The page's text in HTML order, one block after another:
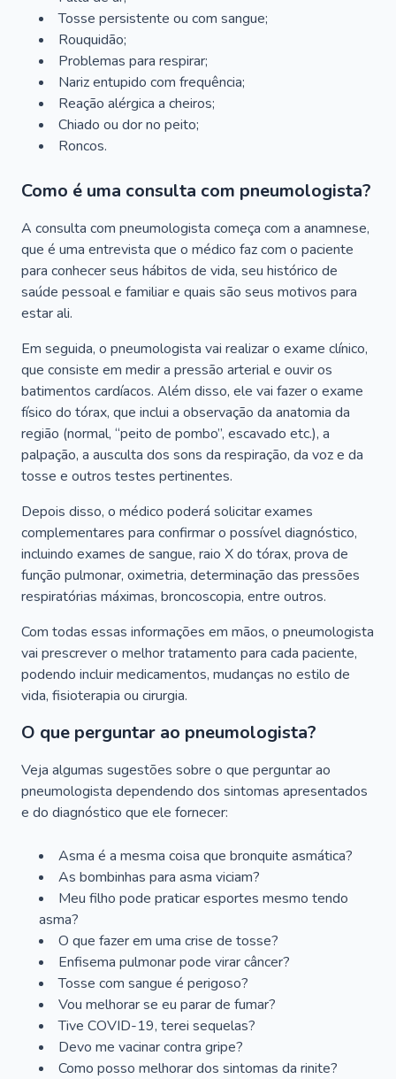
Tosse persistente ou com sangue;
Rouquidão;
Problemas para respirar;
Nariz entupido com frequência;
Reação alérgica a cheiros;
Chiado ou dor no peito;
Roncos.
Como é uma consulta com pneumologista?
A consulta com pneumologista começa com a anamnese,
que é uma entrevista que o médico faz com o paciente
para conhecer seus hábitos de vida, seu histórico de
saúde pessoal e familiar e quais são seus motivos para
estar ali.
Em seguida, o pneumologista vai realizar o exame clínico,
que consiste em medir a pressão arterial e ouvir os
batimentos cardíacos. Além disso, ele vai fazer o exame
físico do tórax, que inclui a observação da anatomia da
região (normal, “peito de pombo”, escavado etc.), a
palpação, a ausculta dos sons da respiração, da voz e da
tosse e outros testes pertinentes.
Depois disso, o médico poderá solicitar exames
complementares para confirmar o possível diagnóstico,
incluindo exames de sangue, raio X do tórax, prova de
função pulmonar, oximetria, determinação das pressões
respiratórias máximas, broncoscopia, entre outros.
Com todas essas informações em mãos, o pneumologista
vai prescrever o melhor tratamento para cada paciente,
podendo incluir medicamentos, mudanças no estilo de
vida, fisioterapia ou cirurgia.
O que perguntar ao pneumologista?
Veja algumas sugestões sobre o que perguntar ao
pneumologista dependendo dos sintomas apresentados
e do diagnóstico que ele fornecer:
Asma é a mesma coisa que bronquite asmática?
As bombinhas para asma viciam?
Meu filho pode praticar esportes mesmo tendo
asma?
O que fazer em uma crise de tosse?
Enfisema pulmonar pode virar câncer?
Tosse com sangue é perigoso?
Vou melhorar se eu parar de fumar?
Tive COVID-19, terei sequelas?
Devo me vacinar contra gripe?
Como posso melhorar dos sintomas da rinite?